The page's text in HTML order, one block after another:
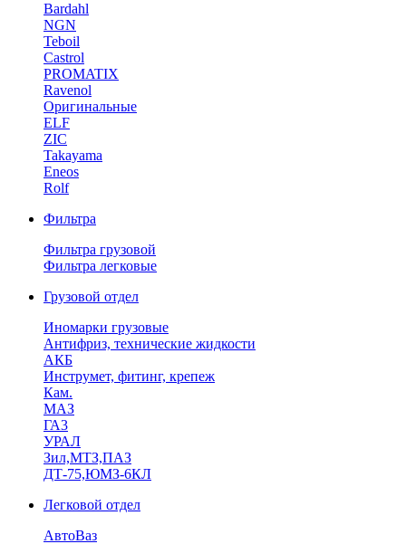
Bardahl
NGN
Teboil
Castrol
PROMATIX
Ravenol
Оригинальные
ELF
ZIC
Takayama
Eneos
Rolf
Фильтра
Фильтра грузовой
Фильтра легковые
Грузовой отдел
Иномарки грузовые
Антифриз, технические жидкости
АКБ
Инструмет, фитинг, крепеж
Кам.
МАЗ
ГА3
УРАЛ
Зил,МТЗ,ПАЗ
ДТ-75,ЮМЗ-6КЛ
Легковой отдел
АвтоВаз